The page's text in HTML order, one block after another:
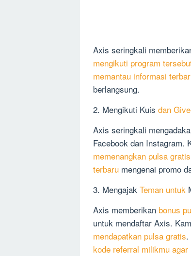
Axis seringkali
mengikuti program
memantau informasi
berlangsung.
2. Mengikuti Kuis dan
Axis seringkali
Facebook dan Instagram.
memenangkan pulsa gratis
terbaru mengenai promo
3. Mengajak Teman untuk
Axis memberikan bonus
untuk mendaftar Axis.
mendapatkan pulsa gratis.
kode referral milikmu